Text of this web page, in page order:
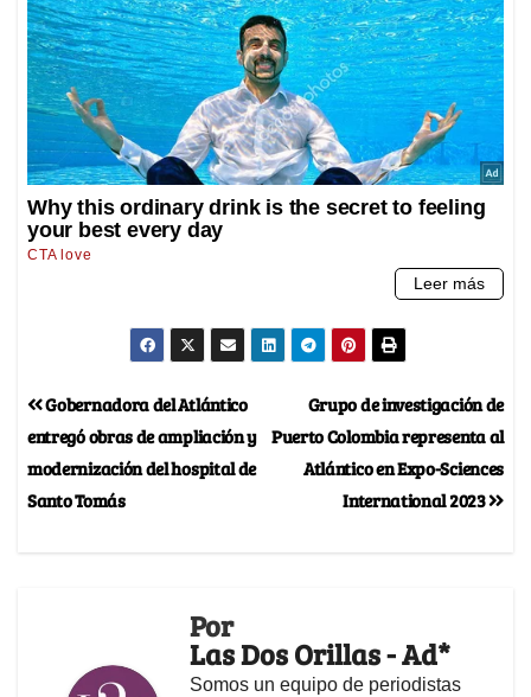
Grupo de investigación de
Puerto Colombia representa al
Atlántico en Expo-Sciences
International 2023
Gobernadora del Atlántico
entregó obras de ampliación y
modernización del hospital de
Santo Tomás
Por
Las Dos Orillas - Ad*
Somos un equipo de periodistas